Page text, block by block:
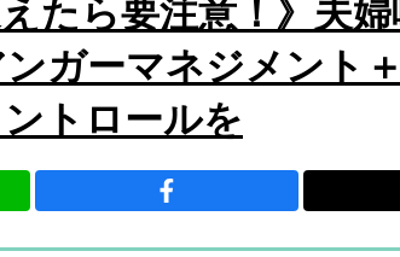
えたら要注意！》夫
ガーマネジメント
トロールを